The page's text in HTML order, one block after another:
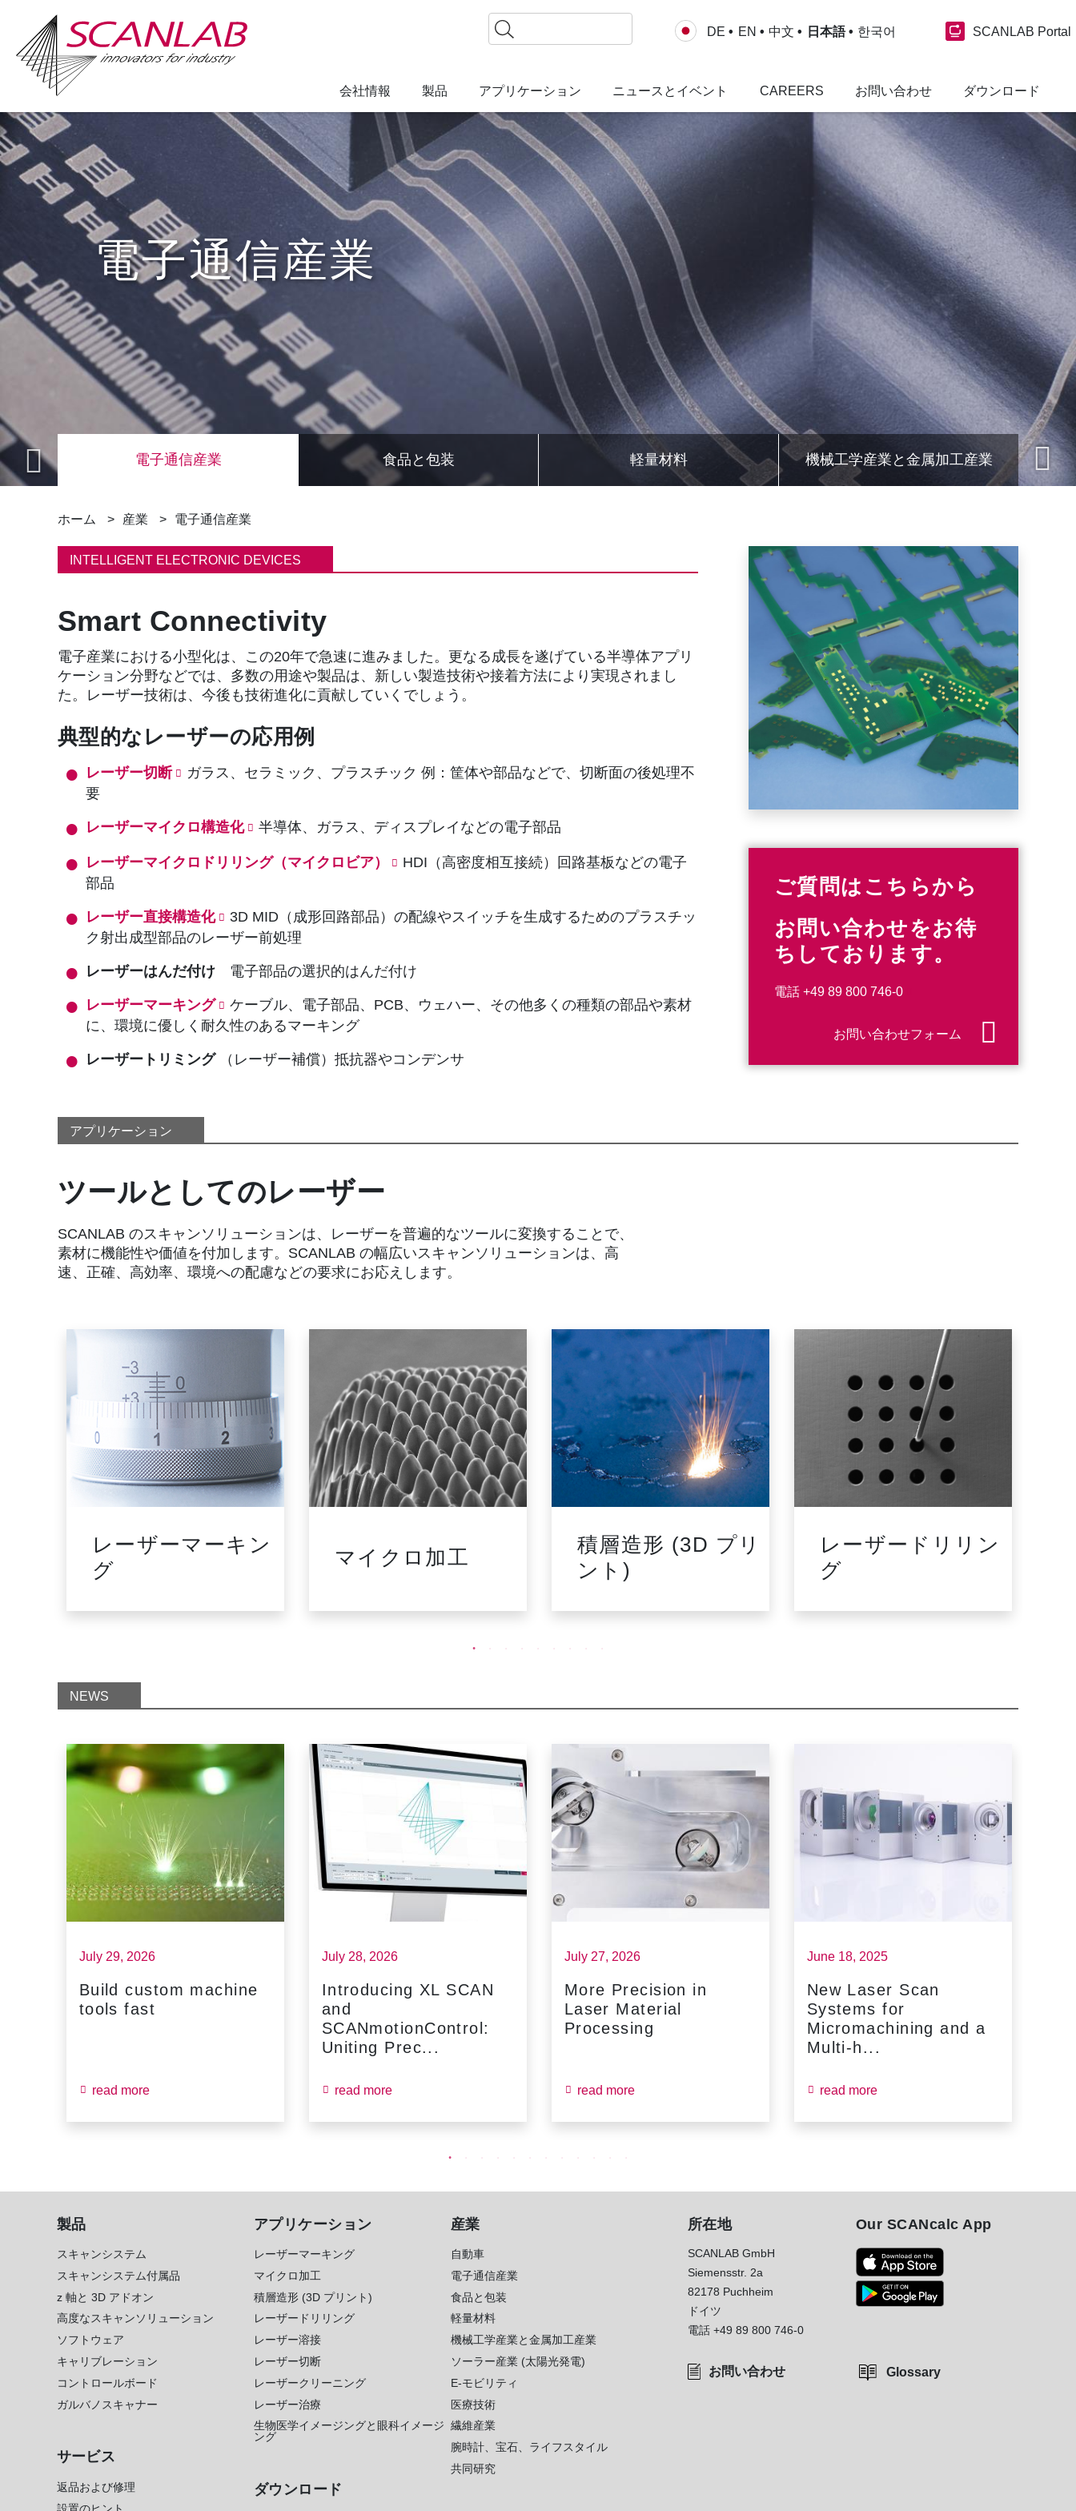
Skip
to
main
content
検
索
DE EN 中文 日本語 한국어 SCANLAB Portal
会社情報 製品 アプリケーション ニュースとイベント CAREERS お問い合わせ ダウンロード
電子通信産業
電子通信産業 食品と包装 軽量材料 機械工学産業と金属加工産業 ソ
パ
ン
ず
ホーム 産業 電子通信産業
INTELLIGENT ELECTRONIC DEVICES
Smart Connectivity
電子産業における小型化は、この20年で急速に進みました。更なる成長を遂げている半導体アプリ
ケーション分野などでは、多数の用途や製品は、新しい製造技術や接着方法により実現されまし
た。レーザー技術は、今後も技術進化に貢献していくでしょう。
典型的なレーザーの応用例
レーザー切断 ガラス、セラミック、プラスチック 例：筐体や部品などで、切断面の後処理不
要
レーザーマイクロ構造化 半導体、ガラス、ディスプレイなどの電子部品
レーザーマイクロドリリング（マイクロビア）
HDI（高密度相互接続）回路基板などの電子
部品
レーザー直接構造化
3D MID（成形回路部品）の配線やスイッチを生成するためのプラスチッ
ク射出成型部品のレーザー前処理
レーザーはんだ付け 電子部品の選択的はんだ付け
レーザーマーキング
ケーブル、電子部品、PCB、ウェハー、その他多くの種類の部品や素材
に、環境に優しく耐久性のあるマーキング
レーザートリミング（レーザー補償）抵抗器やコンデンサ
ご質問はこちらから
お問い合わせをお待
ちしております。
電話 +49 89 800 746-0
お問い合わせフォーム
アプリケーション
ツールとしてのレーザー
SCANLAB のスキャンソリューションは、レーザーを普遍的なツールに変換することで、
素材に機能性や価値を付加します。SCANLAB の幅広いスキャンソリューションは、高
速、正確、高効率、環境への配慮などの要求にお応えします。
レーザーマーキン
グ
マイクロ加工
積層造形 (3D プリ
ント)
レーザードリリン
グ
NEWS
July 29, 2026
Build custom machine
tools fast
read more
July 28, 2026
Introducing XL SCAN
and
SCANmotionControl:
Uniting Prec...
read more
July 27, 2026
More Precision in
Laser Material
Processing
read more
June 18, 2025
New Laser Scan
Systems for
Micromachining and a
Multi-h...
read more
製品
スキャンシステム
スキャンシステム付属品
z 軸と 3D アドオン
高度なスキャンソリューション
ソフトウェア
キャリブレーション
コントロールボード
ガルバノスキャナー
サービス
返品および修理
アプリケーション
レーザーマーキング
マイクロ加工
積層造形 (3D プリント)
レーザードリリング
レーザー溶接
レーザー切断
レーザークリーニング
レーザー治療
生物医学イメージングと眼科イメージ
ング
ダウンロード
産業
自動車
電子通信産業
食品と包装
軽量材料
機械工学産業と金属加工産業
ソーラー産業 (太陽光発電)
E-モビリティ
医療技術
繊維産業
腕時計、宝石、ライフスタイル
共同研究
所在地
SCANLAB GmbH
Siemensstr. 2a
82178 Puchheim
ドイツ
電話 +49 89 800 746-0
お問い合わせ
Our SCANcalc App
Glossary